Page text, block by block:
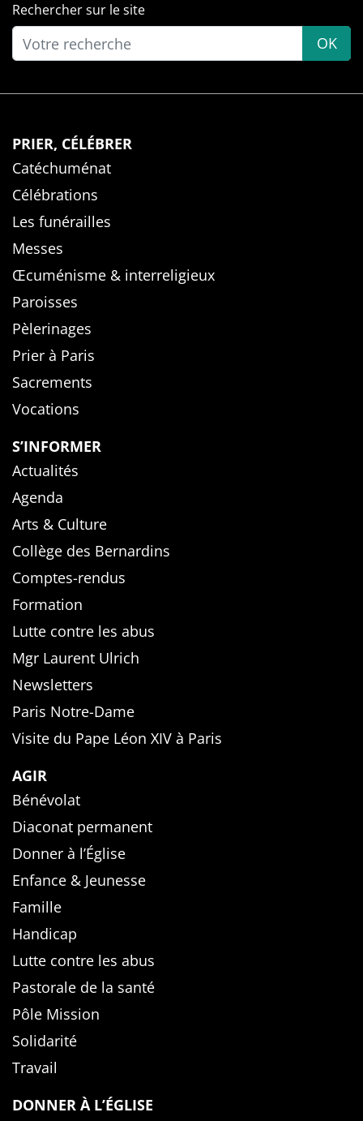
Rechercher sur le site
OK
PRIER, CÉLÉBRER
Catéchuménat
Célébrations
Les funérailles
Messes
Œcuménisme & interreligieux
Paroisses
Pèlerinages
Prier à Paris
Sacrements
Vocations
S’INFORMER
Actualités
Agenda
Arts & Culture
Collège des Bernardins
Comptes-rendus
Formation
Lutte contre les abus
Mgr Laurent Ulrich
Newsletters
Paris Notre-Dame
Visite du Pape Léon XIV à Paris
AGIR
Bénévolat
Diaconat permanent
Donner à l’Église
Enfance & Jeunesse
Famille
Handicap
Lutte contre les abus
Pastorale de la santé
Pôle Mission
Solidarité
Travail
DONNER À L’ÉGLISE